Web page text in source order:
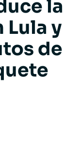
la
y
de